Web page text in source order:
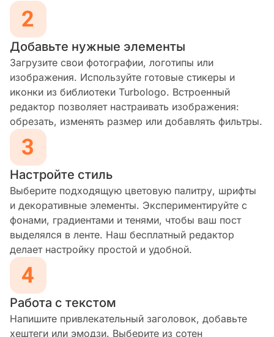
Добавьте нужные элементы
Загрузите свои фотографии, логотипы или
изображения. Используйте готовые стикеры и
иконки из библиотеки Turbologo. Встроенный
редактор позволяет настраивать изображения:
обрезать, изменять размер или добавлять фильтры.
Настройте стиль
Выберите подходящую цветовую палитру, шрифты
и декоративные элементы. Экспериментируйте с
фонами, градиентами и тенями, чтобы ваш пост
выделялся в ленте. Наш бесплатный редактор
делает настройку простой и удобной.
Работа с текстом
Напишите привлекательный заголовок, добавьте
хештеги или эмодзи. Выберите из сотен